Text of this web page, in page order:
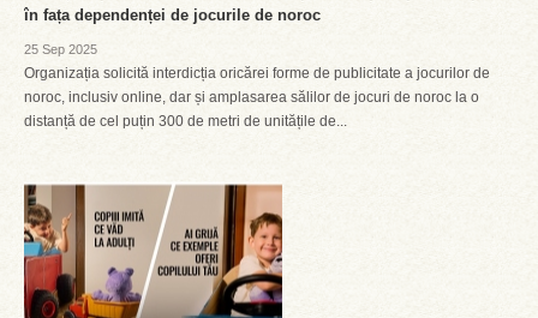
în fața dependenței de jocurile de noroc
25 Sep 2025
Organizația solicită interdicția oricărei forme de publicitate a jocurilor de
noroc, inclusiv online, dar și amplasarea sălilor de jocuri de noroc la o
distanță de cel puțin 300 de metri de unitățile de...